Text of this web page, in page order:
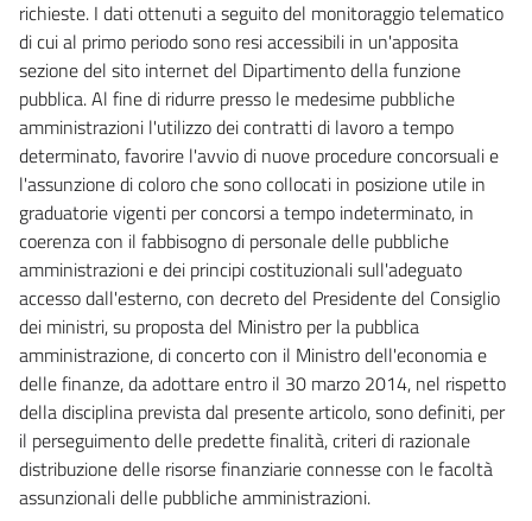
richieste. I dati ottenuti a seguito del monitoraggio telematico
di cui al primo periodo sono resi accessibili in un'apposita
sezione del sito internet del Dipartimento della funzione
pubblica. Al fine di ridurre presso le medesime pubbliche
amministrazioni l'utilizzo dei contratti di lavoro a tempo
determinato, favorire l'avvio di nuove procedure concorsuali e
l'assunzione di coloro che sono collocati in posizione utile in
graduatorie vigenti per concorsi a tempo indeterminato, in
coerenza con il fabbisogno di personale delle pubbliche
amministrazioni e dei principi costituzionali sull'adeguato
accesso dall'esterno, con decreto del Presidente del Consiglio
dei ministri, su proposta del Ministro per la pubblica
amministrazione, di concerto con il Ministro dell'economia e
delle finanze, da adottare entro il 30 marzo 2014, nel rispetto
della disciplina prevista dal presente articolo, sono definiti, per
il perseguimento delle predette finalità, criteri di razionale
distribuzione delle risorse finanziarie connesse con le facoltà
assunzionali delle pubbliche amministrazioni.